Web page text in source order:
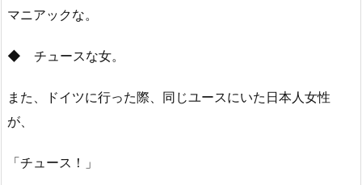
マニアックな。
◆ チュースな女。
また、ドイツに行った際、同じユースにいた日本人女性
が、
「チュース！」